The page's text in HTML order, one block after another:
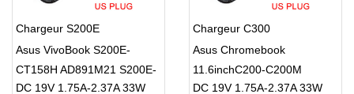
Chargeur S200E
Asus VivoBook S200E-
CT158H AD891M21 S200E-
CT216H S200E-CT157H
DC 19V 1.75A-2.37A 33W
Chargeur C300
Asus Chromebook
11.6inchC200-C200M
C200MA C200MA-DS01
DC 19V 1.75A-2.37A 33W